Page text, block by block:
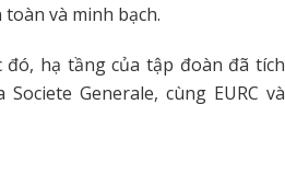
và minh bạch.
hạ tầng của tập đoàn đã tích
Generale, cùng EURC và